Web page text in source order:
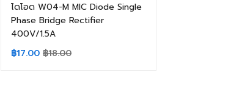
ไดโอด W04-M MIC Diode Single
Phase Bridge Rectifier
400V/1.5A
฿17.00 ฿18.00